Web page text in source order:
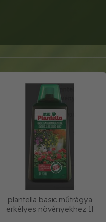
plantella basic műtrágya
erkélyes növényekhez 1l